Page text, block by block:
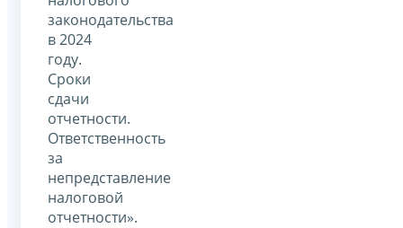
законодательства
в 2024
году.
Сроки
сдачи
отчетности.
Ответственность
за
непредставление
налоговой
отчетности».